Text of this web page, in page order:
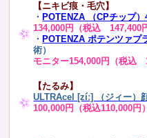
【ニキビ痕・毛穴】
・ POTENZA （CPチップ）
134,000円（税込 147,400
・ POTENZA ポテンツァプ
術）
モニター154,000円（税込
【たるみ】
ULTRAcel [zíː] （ジィー）
100,000円（税込110,000円）